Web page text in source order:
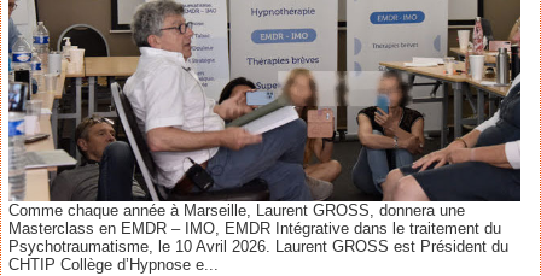
Comme chaque année à Marseille, Laurent GROSS, donnera une
Masterclass en EMDR – IMO, EMDR Intégrative dans le traitement du
Psychotraumatisme, le 10 Avril 2026. Laurent GROSS est Président du
CHTIP Collège d’Hypnose e...